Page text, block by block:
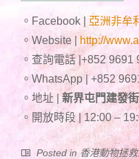
。Facebook |
亞洲非牟
。Website |
http://
。查詢電話 |+852 9691
。WhatsApp | +852
。地址 |新界屯門建發
。開放時段 | 12:00 –
Posted in 香港動物拯